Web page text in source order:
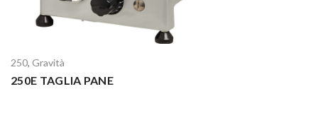
250, Gravità
250E TAGLIA PANE